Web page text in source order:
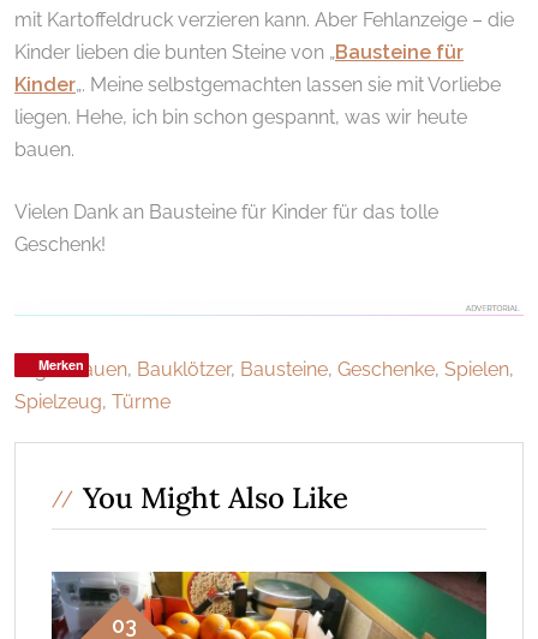
mit Kartoffeldruck verzieren kann. Aber Fehlanzeige – die
Kinder lieben die bunten Steine von „Bausteine für
Kinder„. Meine selbstgemachten lassen sie mit Vorliebe
liegen. Hehe, ich bin schon gespannt, was wir heute
bauen.
Vielen Dank an Bausteine für Kinder für das tolle
Geschenk!
Merken
Merken
Merken
Tags : Bauen, Bauklötzer, Bausteine, Geschenke, Spielen,
Spielzeug, Türme
You Might Also Like
03